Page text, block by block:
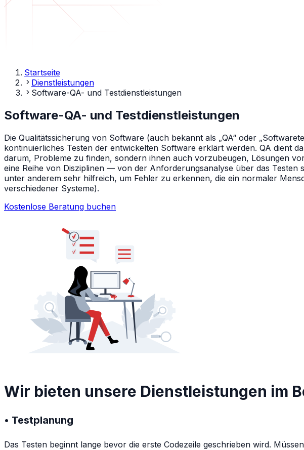
Startseite
Dienstleistungen
Software-QA- und Testdienstleistungen
Software-QA- und Testdienstleistungen
Die Qualitätssicherung von Software (auch bekannt als „QA“ oder
kontinuierliches Testen der entwickelten Software erklärt werden. QA dient
darum, Probleme zu finden, sondern ihnen auch vorzubeugen, Lösungen
eine Reihe von Disziplinen — von der Anforderungsanalyse über das Testen
unter anderem sehr hilfreich, um Fehler zu erkennen, die ein normaler
verschiedener Systeme).
Kostenlose Beratung buchen
Wir bieten unsere Dienstleistungen im
• Testplanung
Das Testen beginnt lange bevor die erste Codezeile geschrieben wird.